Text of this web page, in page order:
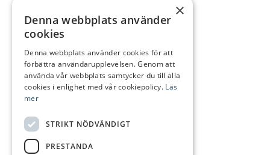
ÖPPETTIDER
Logga In
×
Denna webbplats använder
cookies
Denna webbplats använder cookies för att
förbättra användarupplevelsen. Genom att
använda vår webbplats samtycker du till alla
cookies i enlighet med vår cookiepolicy. Läs
mer
STRIKT NÖDVÄNDIGT
PRESTANDA